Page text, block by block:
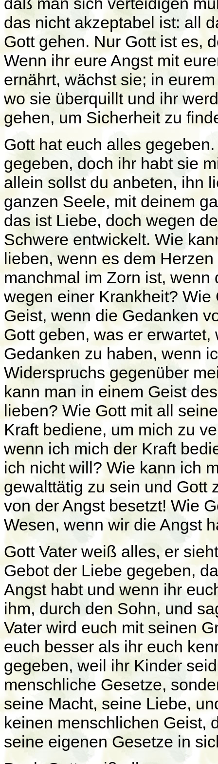
das nicht akzeptabel ist: all
Gott gehen. Nur Gott ist es,
Wenn ihr eure Angst mit
ernährt, wächst sie; in
wo sie überquillt und ihr
gehen, um Sicherheit zu
Gott hat euch alles
gegeben, doch ihr habt sie
allein sollst du anbeten, ihn
ganzen Seele, mit deinem
das ist Liebe, doch wegen
Schwere entwickelt. Wie
lieben, wenn es dem
manchmal im Zorn ist,
wegen einer Krankheit?
Geist, wenn die Gedanken
Gott geben, was er
Gedanken zu haben, wenn
Widerspruchs gegenüber
kann man in einem Geist
lieben? Wie Gott mit all
Kraft bediene, um mich zu
wenn ich mich der Kraft
ich nicht will? Wie kann ich
gewalttätig zu sein und Gott
von der Angst besetzt! Wie
Wesen, wenn wir die Angst
Gott Vater weiß alles, er
Gebot der Liebe gegeben,
Angst habt und wenn ihr
ihm, durch den Sohn, und
Vater wird euch mit seinen
euch besser als ihr euch
gegeben, weil ihr Kinder
menschliche Gesetze,
seine Macht, seine Liebe,
keinen menschlichen Geist,
seine eigenen Gesetze in